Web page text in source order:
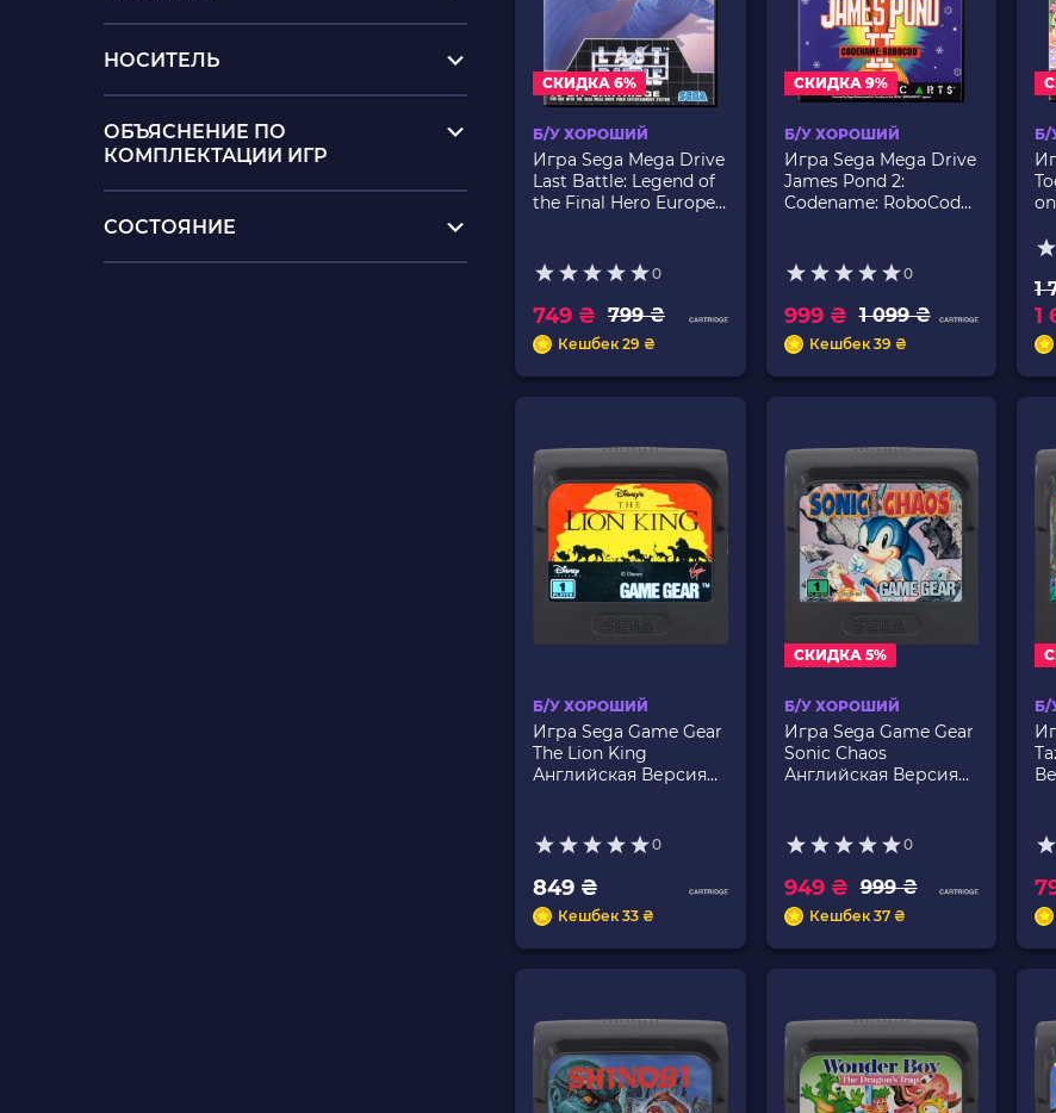
НОСИТЕЛЬ
ОБЪЯСНЕНИЕ ПО
КОМПЛЕКТАЦИИ ИГР
СОСТОЯНИЕ
СКИДКА 6%
Б/У ХОРОШИЙ
Игра Sega Mega Drive
Last Battle: Legend of
the Final Hero Europe
0
799 ₴
749 ₴
Кешбек 29 ₴
СКИДКА 9%
Б/У ХОРОШИЙ
Игра Sega Mega Drive
James Pond 2:
Codename: RoboCod
0
1 099 ₴
999 ₴
Кешбек 39 ₴
Б/
1
1
Б/У ХОРОШИЙ
Игра Sega Game Gear
The Lion King
Английская Версия
0
849 ₴
Кешбек 33 ₴
СКИДКА 5%
Б/У ХОРОШИЙ
Игра Sega Game Gear
Sonic Chaos
Английская Версия
0
999 ₴
949 ₴
Кешбек 37 ₴
Б/